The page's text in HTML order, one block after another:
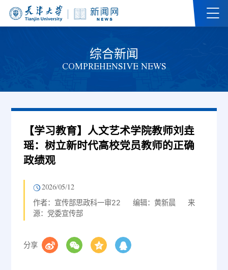
综合新闻
COMPREHENSIVE NEWS
【学习教育】人文艺术学院教师刘垚
瑶：树立新时代高校党员教师的正确
政绩观
2026/05/12
作者：宣传部思政科一审22 编辑：黄新晨
来
源：党委宣传部
分享